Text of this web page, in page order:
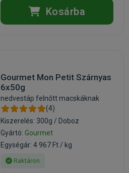
Kosárba
Gourmet Mon Petit Szárnyas
6x50g
nedvestáp felnőtt macskáknak
(4)
Kiszerelés: 300g / Doboz
Gyártó: Gourmet
Egységár: 4 967 Ft / kg
Raktáron